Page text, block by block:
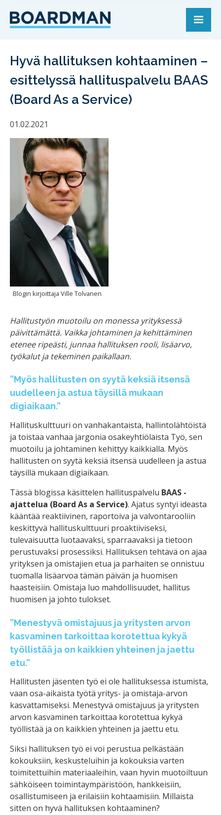
Hyvä hallituksen kohtaaminen –
esittelyssä hallituspalvelu BAAS
(Board As a Service)
01.02.2021
Blogin kirjoittaja Ville Tolvanen
Hallitustyön muotoilu on monessa yrityksessä
päivittämättä. Vaikka johtaminen ja kehittäminen
etenee ripeästi, junnaa hallituksen rooli, lisäarvo,
työkalut ja tekeminen paikallaan.
”Myös hallitusten on syytä keksiä itsensä
uudelleen ja astua täysillä mukaan
digiaikaan.”
Hallituskulttuuri on vanhakantaista, hallintolähtöistä
ja toistaa vanhaa jargonia osakeyhtiölaista Työ, sen
muotoilu ja johtaminen kehittyy kaikkialla. Myös
hallitusten on syytä keksiä itsensä uudelleen ja astua
täysillä mukaan digiaikaan.
Tässä blogissa käsittelen hallituspalvelu BAAS -
ajattelua (Board As a Service). Ajatus syntyi ideasta
kääntää reaktiivinen, raportoiva ja valvontarooliin
keskittyvä hallituskulttuuri proaktiiviseksi,
tulevaisuutta luotaavaksi, sparraavaksi ja tietoon
perustuvaksi prosessiksi. Hallituksen tehtävä on ajaa
yrityksen ja omistajien etua ja parhaiten se onnistuu
tuomalla lisäarvoa tämän päivän ja huomisen
haasteisiin. Omistaja luo mahdollisuudet, hallitus
huomisen ja johto tulokset.
”Menestyvä omistajuus ja yritysten arvon
kasvaminen tarkoittaa korotettua kykyä
työllistää ja on kaikkien yhteinen ja jaettu
etu.”
Hallitusten jäsenten työ ei ole hallituksessa istumista,
vaan osa-aikaista työtä yritys- ja omistaja-arvon
kasvattamiseksi. Menestyvä omistajuus ja yritysten
arvon kasvaminen tarkoittaa korotettua kykyä
työllistää ja on kaikkien yhteinen ja jaettu etu.
Siksi hallituksen työ ei voi perustua pelkästään
kokouksiin, keskusteluihin ja kokouksia varten
toimitettuihin materiaaleihin, vaan hyvin muotoiltuun
sähköiseen toimintaympäristöön, hankkeisiin,
osallistumiseen ja erilaisiin kohtaamisiin. Millaista
sitten on hyvä hallituksen kohtaaminen?